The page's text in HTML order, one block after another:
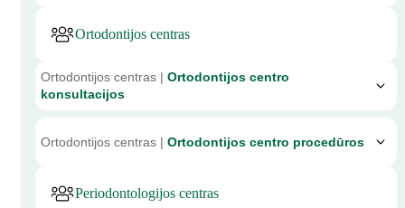
Ortodontijos centras
Ortodontijos centras | Ortodontijos centro
konsultacijos
Ortodontijos centras | Ortodontijos centro procedūros
Periodontologijos centras